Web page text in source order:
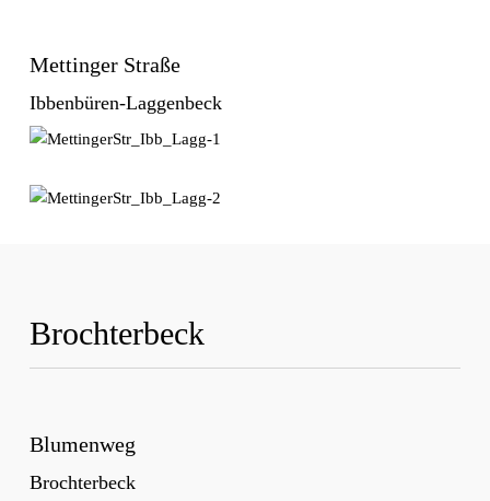
Mettinger Straße
Ibbenbüren-Laggenbeck
Brochterbeck
Blumenweg
Brochterbeck